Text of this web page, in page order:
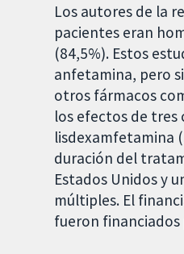
Los autores de la
pacientes eran
(84,5%). Estos
anfetamina, pero
otros fármacos
los efectos de tres
lisdexamfetamina
duración del
Estados Unidos y
múltiples. El
fueron